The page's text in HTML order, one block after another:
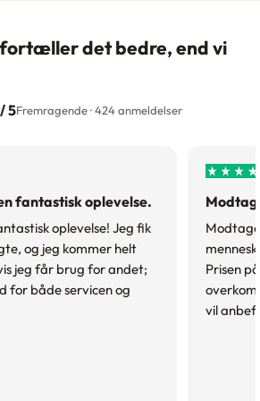
det bedre, end vi
5Fremragende · 424 anmeldelser
fantastisk oplevelse.
oplevelse! Jeg fik
og jeg kommer helt
jeg får brug for andet;
for både servicen og
Prisen
vil